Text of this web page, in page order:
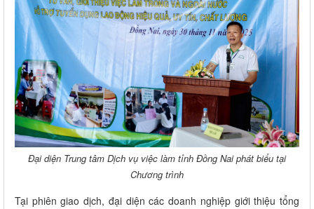
Đại diện Trung tâm Dịch vụ việc làm tỉnh Đồng Nai phát biểu tại
Chương trình
Tại phiên giao dịch, đại diện các doanh nghiệp giới thiệu tổng